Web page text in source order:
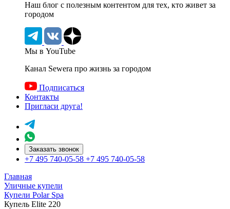
Наш блог c полезным контентом для тех, кто живет за
городом
Мы в YouTube
Канал Sewera про жизнь за городом
Подписаться
Контакты
Пригласи друга!
Заказать звонок
+7 495 740-05-58 +7 495 740-05-58
Главная
Уличные купели
Купели Polar Spa
Купель Elite 220